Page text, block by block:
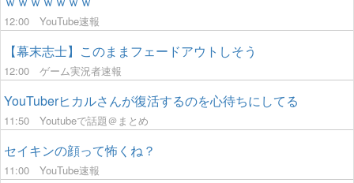
12:00 YouTube速報
【幕末志士】このままフェードアウトしそう
12:00 ゲーム実況者速報
YouTuberヒカルさんが復活するのを心待ちにしてる
11:50 Youtubeで話題＠まとめ
セイキンの顔って怖くね？
11:00 YouTube速報